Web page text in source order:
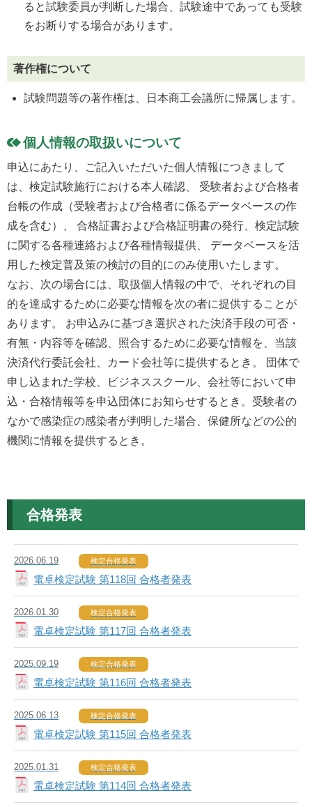
ると試験委員が判断した場合、試験途中であっても受験
をお断りする場合があります。
著作権について
試験問題等の著作権は、日本商工会議所に帰属します。
個人情報の取扱いについて
申込にあたり、ご記入いただいた個人情報につきまして
は、検定試験施行における本人確認、 受験者および合格者
台帳の作成（受験者および合格者に係るデータベースの作
成を含む）、 合格証書および合格証明書の発行、検定試験
に関する各種連絡および各種情報提供、 データベースを活
用した検定普及策の検討の目的にのみ使用いたします。
なお、次の場合には、取扱個人情報の中で、それぞれの目
的を達成するために必要な情報を次の者に提供することが
あります。 お申込みに基づき選択された決済手段の可否・
有無・内容等を確認、照合するために必要な情報を、当該
決済代行委託会社、カード会社等に提供するとき。 団体で
申し込まれた学校、ビジネススクール、会社等において申
込・合格情報等を申込団体にお知らせするとき。受験者の
なかで感染症の感染者が判明した場合、保健所などの公的
機関に情報を提供するとき。
合格発表
2026.06.19 検定合格発表
電卓検定試験 第118回 合格者発表
2026.01.30 検定合格発表
電卓検定試験 第117回 合格者発表
2025.09.19 検定合格発表
電卓検定試験 第116回 合格者発表
2025.06.13 検定合格発表
電卓検定試験 第115回 合格者発表
2025.01.31 検定合格発表
電卓検定試験 第114回 合格者発表